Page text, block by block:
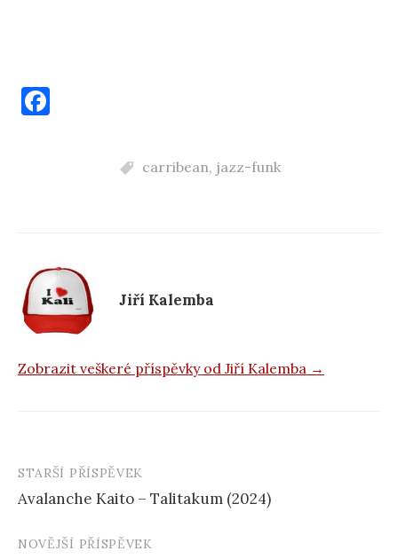
o
k
carribean, jazz-funk
Jiří Kalemba
Zobrazit veškeré příspěvky od Jiří Kalemba →
Navigace
příspěvku
STARŠÍ PŘÍSPĚVEK
Avalanche Kaito – Talitakum (2024)
NOVĚJŠÍ PŘÍSPĚVEK